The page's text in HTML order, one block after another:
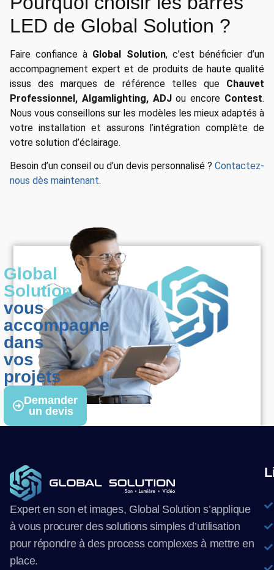
LED de Global Solution ?
Faire confiance à Global Solution, c’est bénéficier d’un
accompagnement expert et de produits de haute qualité
issus des marques de référence telles que Chauvet
Professionnel, Algamlighting, ADJou encore Contest.
Nous vous conseillons sur les modèles les mieux adaptés à
votre installation et assurons l’intégration complète de
votre solution d’éclairage.
Besoin d’un conseil ou d’un devis personnalisé ? Contactez-
nous dès maintenant.
Global
Solution
vous
accompagne
dans
vos
projets
Demander
un devis
Expert en son et images, Global Solution s’applique
à vous procurer des solutions simples d’utilisation
pour répondre à des process complexes à mettre en
place.